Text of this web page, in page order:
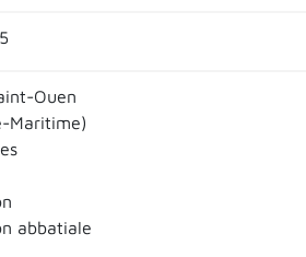
Ouen
Maritime)
abbatiale